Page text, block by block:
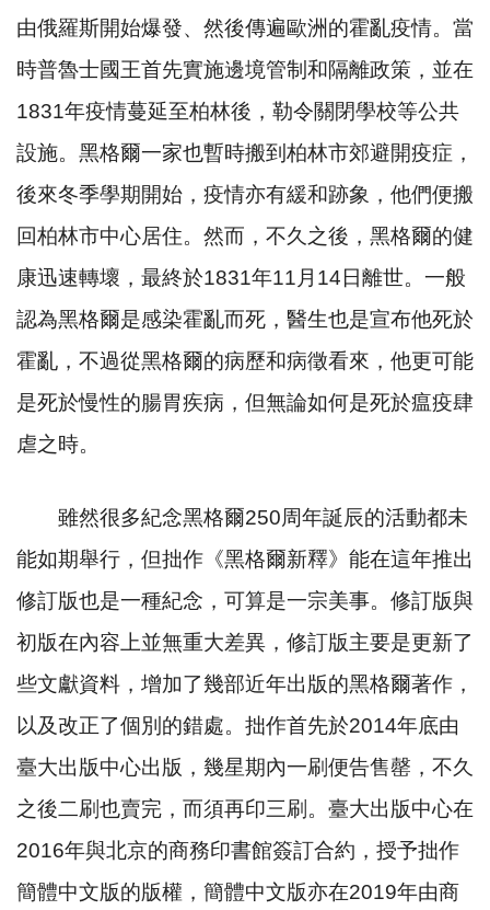
由俄羅斯開始爆發、然後傳遍歐洲的霍亂疫情。當
時普魯士國王首先實施邊境管制和隔離政策，並在
1831年疫情蔓延至柏林後，勒令關閉學校等公共
設施。黑格爾一家也暫時搬到柏林市郊避開疫症，
後來冬季學期開始，疫情亦有緩和跡象，他們便搬
回柏林市中心居住。然而，不久之後，黑格爾的健
康迅速轉壞，最終於1831年11 月 14 日離世。一般
認為黑格爾是感染霍亂而死，醫生也是宣布他死於
霍亂，不過從黑格爾的病歷和病徵看來，他更可能
是死於慢性的腸胃疾病，但無論如何是死於瘟疫肆
虐之時。
雖然很多紀念黑格爾250周年誕辰的活動都未
能如期舉行，但拙作《黑格爾新釋》能在這年推出
修訂版也是一種紀念，可算是一宗美事。修訂版與
初版在內容上並無重大差異，修訂版主要是更新了
些文獻資料，增加了幾部近年出版的黑格爾著作，
以及改正了個別的錯處。拙作首先於2014年底由
臺大出版中心出版，幾星期內一刷便告售罄，不久
之後二刷也賣完，而須再印三刷。臺大出版中心在
2016年與北京的商務印書館簽訂合約，授予拙作
簡體中文版的版權，簡體中文版亦在2019年由商